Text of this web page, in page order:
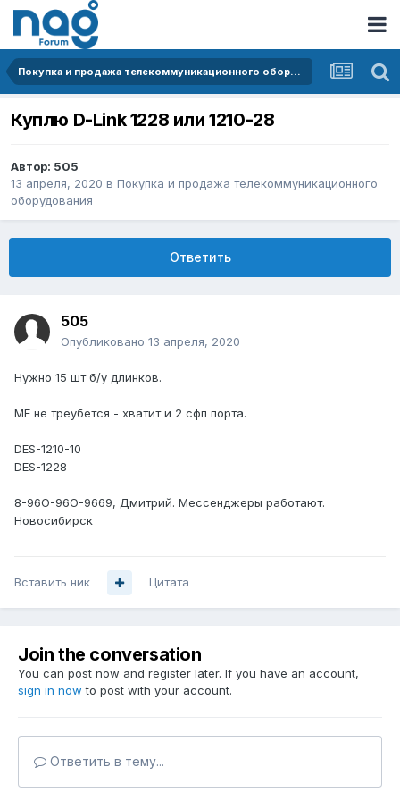
Покупка и продажа телекоммуникационного оборудования
Куплю D-Link 1228 или 1210-28
Автор: 505
13 апреля, 2020 в Покупка и продажа телекоммуникационного
оборудования
Ответить
505
Опубликовано 13 апреля, 2020
Нужно 15 шт б/у длинков.
МЕ не треубется - хватит и 2 сфп порта.
DES-1210-10
DES-1228
8-96О-96O-9669, Дмитрий. Мессенджеры работают.
Новосибирск
Вставить ник Цитата
Join the conversation
You can post now and register later. If you have an account,
sign in now to post with your account.
Ответить в тему...